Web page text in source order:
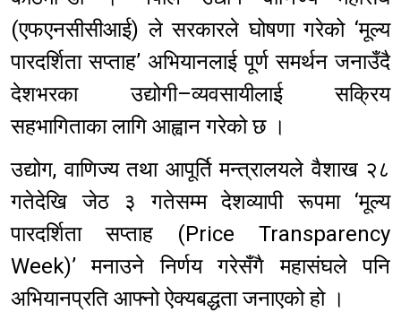
(एफएनसीसीआई) ले सरकारले घोषणा गरेको ‘मूल्य
पारदर्शिता सप्ताह’ अभियानलाई पूर्ण समर्थन जनाउँदै
देशभरका उद्योगी–व्यवसायीलाई सक्रिय
सहभागिताका लागि आह्वान गरेको छ ।
उद्योग, वाणिज्य तथा आपूर्ति मन्त्रालयले वैशाख २८
गतेदेखि जेठ ३ गतेसम्म देशव्यापी रूपमा ‘मूल्य
पारदर्शिता सप्ताह (Price Transparency
Week)’ मनाउने निर्णय गरेसँगै महासंघले पनि
अभियानप्रति आफ्नो ऐक्यबद्धता जनाएको हो ।